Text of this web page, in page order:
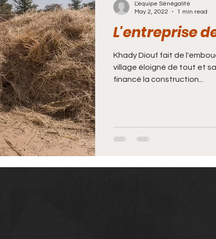
L'entreprise
Khady Diouf fait de
village éloigné de tout et
financé la construction...
L'équipe Sénégalité
May 2, 2022
1 min read